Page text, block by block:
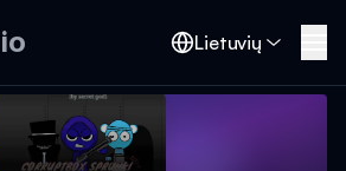
io Lietuvių